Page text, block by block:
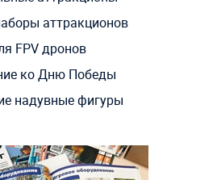
аттракционов
FPV дронов
ко Дню Победы
надувные фигуры